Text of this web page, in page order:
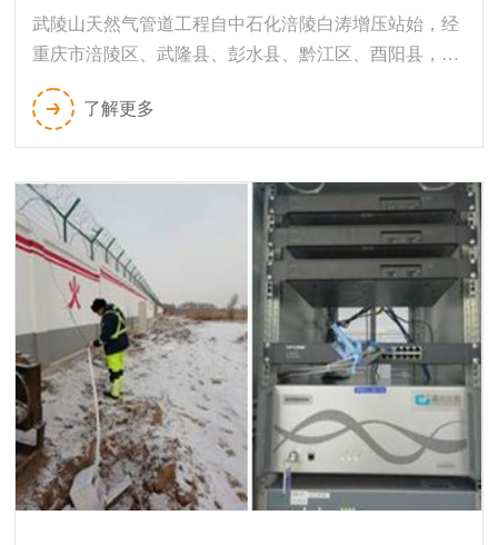
武陵山天然气管道工程自中石化涪陵白涛增压站始，经
重庆市涪陵区、武隆县、彭水县、黔江区、酉阳县，至
酉阳县大溪镇与湖南省规划天然气管网交接处止，管线
总长度约260公里，设计压力10MPa，管径DN400，设
计年输气能力为每年9.5亿方，最大年输气能力12.5亿
了解更多